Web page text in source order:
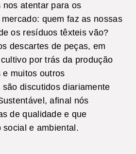
nos atentar para os
quem faz as nossas
os resíduos têxteis vão?
descartes de peças, em
por trás da produção
muitos outros
discutidos diariamente
afinal nós
de qualidade e que
social e ambiental.